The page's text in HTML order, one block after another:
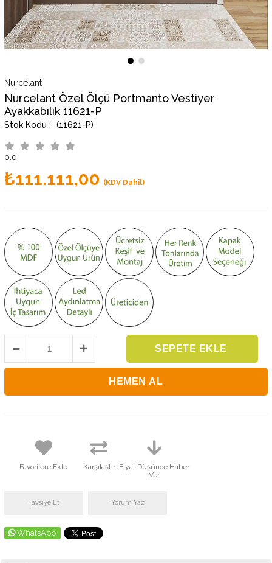
Nurcelant
Nurcelant Özel Ölçü Portmanto Vestiyer
Ayakkabılık 11621-P
(11621-P)
0.0
₺111.111,00 (KDV Dahil)
Favorilere Ekle Karşılaştır Fiyat Düşünce Haber
Ver
Tavsiye Et Yorum Yaz
WhatsApp